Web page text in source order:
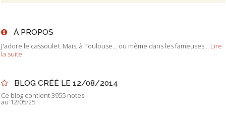
À PROPOS
J'adore le cassoulet. Mais, à Toulouse... ou même dans les fameuses...
Lire
la suite
BLOG CRÉÉ LE 12/08/2014
Ce blog contient 3955 notes
au 12/05/25